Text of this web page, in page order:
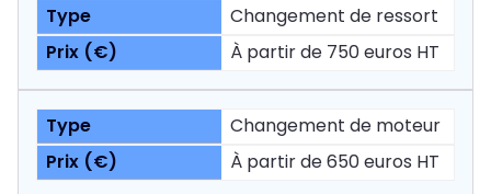
Changement de ressort
À partir de 750 euros HT
Changement de moteur
À partir de 650 euros HT